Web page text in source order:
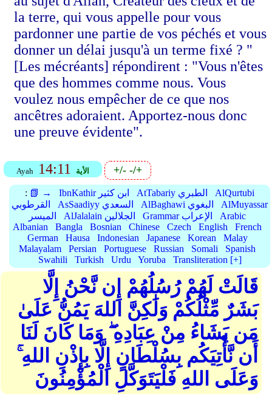
la terre, qui vous appelle pour vous
pardonner une partie de vos péchés et vous
donner un délai jusqu'à un terme fixé ? "
[Les mécréants] répondirent : "Vous n'êtes
que des hommes comme nous. Vous
voulez nous empêcher de ce que nos
ancêtres adoraient. Apportez-nous donc
une preuve évidente".
Ayah 14:11 الأية +/--/+
: 📗 → IbnKathir ابن كثير AtTabariy الطبري
AlQurtubi
القرطوبي
AsSaadiyy السعدي AlBaghawi البغوي
AlMuyassar
الميسر
AlJalalain الجلالين Grammar الإعراب
Arabic
Albanian
Bangla Bosnian Chinese Czech English
French
German
Hausa Indonesian Japanese Korean
Malay
Malayalam
Persian Portuguese Russian Somali
Spanish
Swahili
Turkish Urdu Yoruba Transliteration [+]
قَالَتْ لَهُمْ رُسُلُهُمْ إِن نَّحْنُ إِلَّا
بَشَرٌ مِّثْلُكُمْ وَلَٰكِنَّ اللهَ يَمُنُّ عَلَىٰ
مَن يَشَاءُ مِنْ عِبَادِهِ ۖ وَمَا كَانَ لَنَا
أَن نَّأْتِيَكُم بِسُلْطَانٍ إِلَّا بِإِذْنِ اللهِ ۚ
وَعَلَى اللهِ فَلْيَتَوَكَّلِ الْمُؤْمِنُونَ